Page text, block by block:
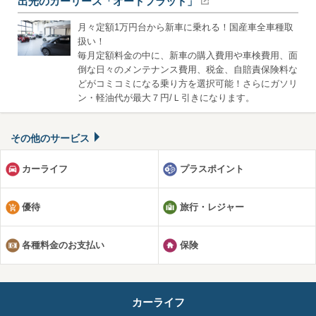
月々定額1万円台から新車に乗れる！国産車全車種取
扱い！
毎月定額料金の中に、新車の購入費用や車検費用、面
倒な日々のメンテナンス費用、税金、自賠責保険料な
どがコミコミになる乗り方を選択可能！さらにガソリ
ン・軽油代が最大７円/Ｌ引きになります。
その他のサービス
カーライフ プラスポイント
優待 旅行・レジャー
各種料金のお支払い 保険
カーライフ